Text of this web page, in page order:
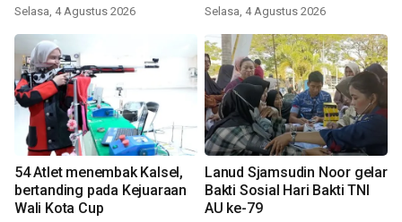
Selasa, 4 Agustus 2026 Selasa, 4 Agustus 2026
54 Atlet menembak Kalsel,
bertanding pada Kejuaraan
Wali Kota Cup
Lanud Sjamsudin Noor gelar
Bakti Sosial Hari Bakti TNI
AU ke-79